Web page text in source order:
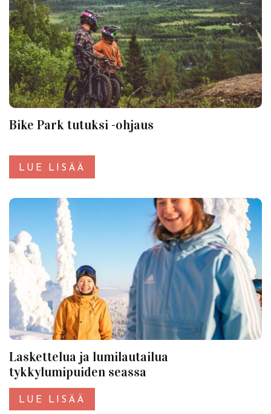
Bike Park tutuksi -ohjaus
LUE LISÄÄ
Laskettelua ja lumilautailua
tykkylumipuiden seassa
LUE LISÄÄ